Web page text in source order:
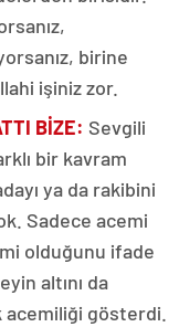
birine
işiniz zor.
BİZE: Sevgili
bir kavram
ya da rakibini
Sadece acemi
olduğunu ifade
altını da
gösterdi.